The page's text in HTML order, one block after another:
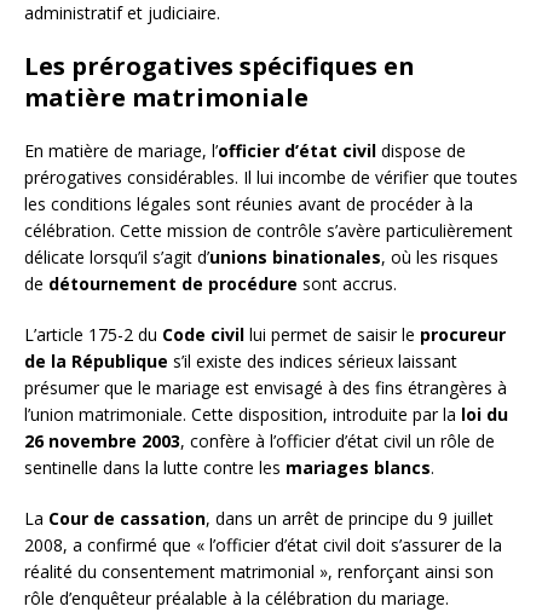
administratif et judiciaire.
Les prérogatives spécifiques en
matière matrimoniale
En matière de mariage, l’officier d’état civil dispose de
prérogatives considérables. Il lui incombe de vérifier que toutes
les conditions légales sont réunies avant de procéder à la
célébration. Cette mission de contrôle s’avère particulièrement
délicate lorsqu’il s’agit d’unions binationales, où les risques
de détournement de procédure sont accrus.
L’article 175-2 du Code civil lui permet de saisir le procureur
de la République s’il existe des indices sérieux laissant
présumer que le mariage est envisagé à des fins étrangères à
l’union matrimoniale. Cette disposition, introduite par la loi du
26 novembre 2003, confère à l’officier d’état civil un rôle de
sentinelle dans la lutte contre les mariages blancs.
La Cour de cassation, dans un arrêt de principe du 9 juillet
2008, a confirmé que « l’officier d’état civil doit s’assurer de la
réalité du consentement matrimonial », renforçant ainsi son
rôle d’enquêteur préalable à la célébration du mariage.